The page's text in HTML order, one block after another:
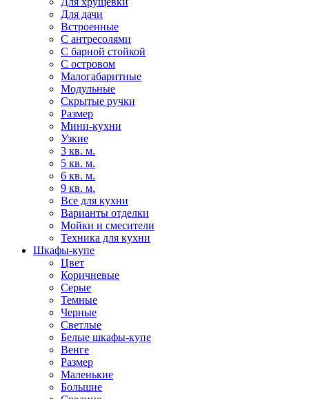
Для дачи
Встроенные
С антресолями
С барной стойкой
С островом
Малогабаритные
Модульные
Скрытые ручки
Размер
Мини-кухни
Узкие
3 кв. м.
5 кв. м.
6 кв. м.
9 кв. м.
Все для кухни
Варианты отделки
Мойки и смесители
Техника для кухни
Шкафы-купе
Цвет
Коричневые
Серые
Темные
Черные
Светлые
Белые шкафы-купе
Венге
Размер
Маленькие
Большие